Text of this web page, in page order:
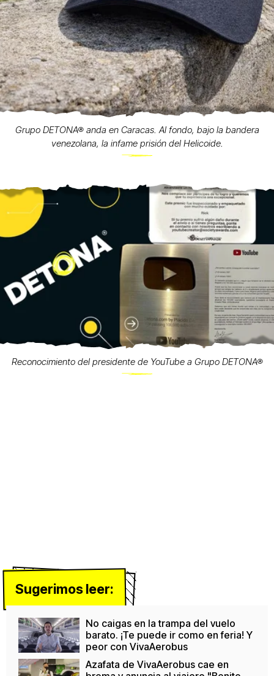
Grupo DETONA® anda en Caracas. Al fondo, bajo la bandera
venezolana, la infame prisión del Helicoide.
Reconocimiento del presidente de YouTube a Grupo DETONA®
Sugerimos leer:
No caigas en la trampa del vuelo
barato. ¡Te puede ir como en feria! Y
peor con VivaAerobus
Azafata de VivaAerobus cae en